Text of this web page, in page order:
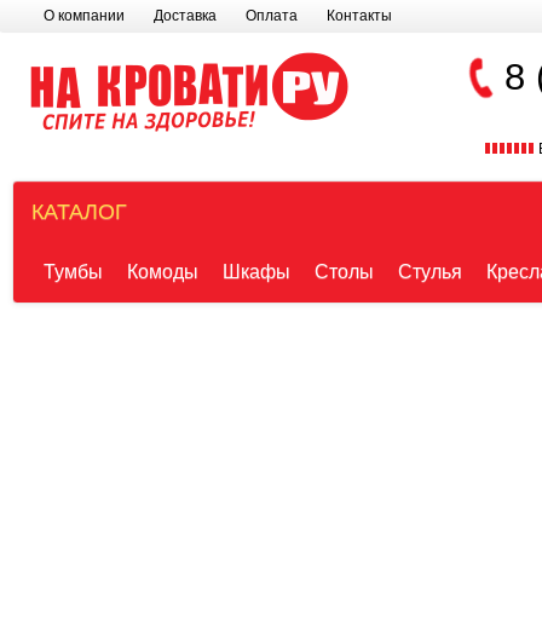
О компании Доставка Оплата Контакты
8
КАТАЛОГ
Тумбы Комоды Шкафы Столы Стулья